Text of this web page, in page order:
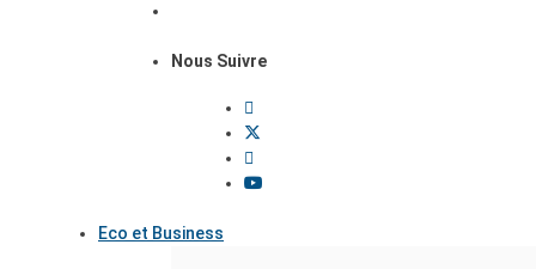
Nous Suivre
Eco et Business